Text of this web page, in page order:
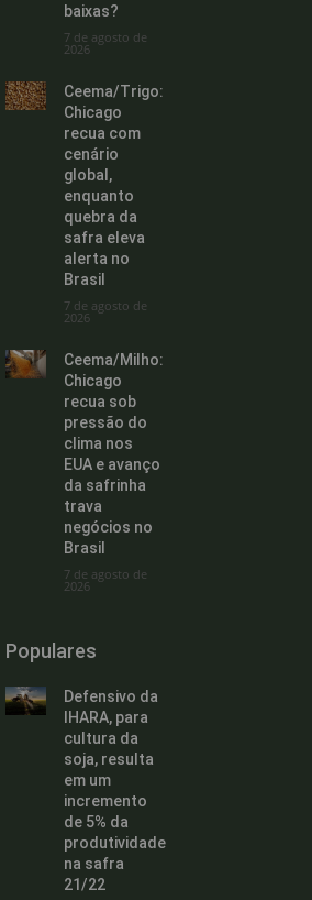
baixas?
7 de agosto de
2026
Ceema/Trigo:
Chicago
recua com
cenário
global,
enquanto
quebra da
safra eleva
alerta no
Brasil
7 de agosto de
2026
Ceema/Milho:
Chicago
recua sob
pressão do
clima nos
EUA e avanço
da safrinha
trava
negócios no
Brasil
7 de agosto de
2026
Populares
Defensivo da
IHARA, para
cultura da
soja, resulta
em um
incremento
de 5% da
produtividade
na safra
21/22